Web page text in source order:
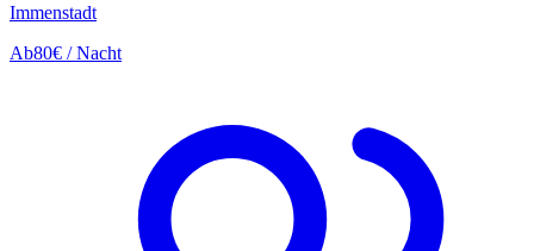
Immenstadt
Ab80€ / Nacht